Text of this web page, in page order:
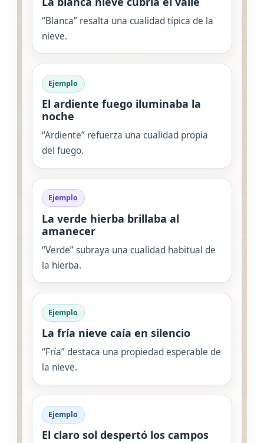
“Blanca” resalta una cualidad típica de la
nieve.
Ejemplo
El ardiente fuego iluminaba la
noche
“Ardiente” refuerza una cualidad propia
del fuego.
Ejemplo
La verde hierba brillaba al
amanecer
“Verde” subraya una cualidad habitual de
la hierba.
Ejemplo
La fría nieve caía en silencio
“Fría” destaca una propiedad esperable de
la nieve.
Ejemplo
El claro sol despertó los campos